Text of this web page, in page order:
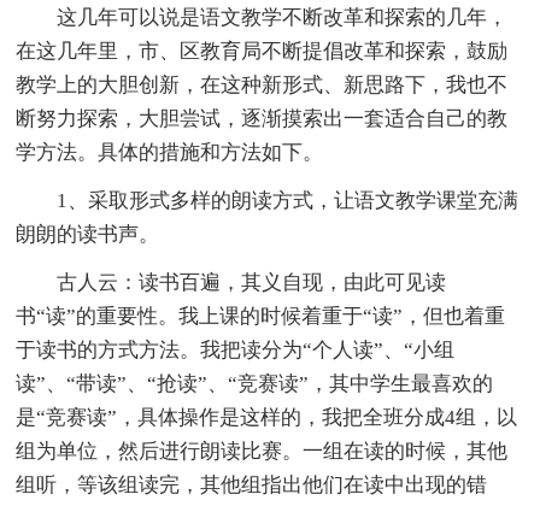
这几年可以说是语文教学不断改革和探索的几年，
在这几年里，市、区教育局不断提倡改革和探索，鼓励
教学上的大胆创新，在这种新形式、新思路下，我也不
断努力探索，大胆尝试，逐渐摸索出一套适合自己的教
学方法。具体的措施和方法如下。
1、采取形式多样的朗读方式，让语文教学课堂充满
朗朗的读书声。
古人云：读书百遍，其义自现，由此可见读
书“读”的重要性。我上课的时候着重于“读”，但也着重
于读书的方式方法。我把读分为“个人读”、“小组
读”、“带读”、“抢读”、“竞赛读”，其中学生最喜欢的
是“竞赛读”，具体操作是这样的，我把全班分成4组，以
组为单位，然后进行朗读比赛。一组在读的时候，其他
组听，等该组读完，其他组指出他们在读中出现的错